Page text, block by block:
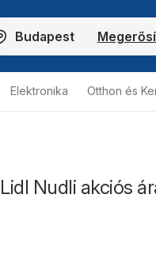
Elektronika Otthon és
Lidl Nudli akciós